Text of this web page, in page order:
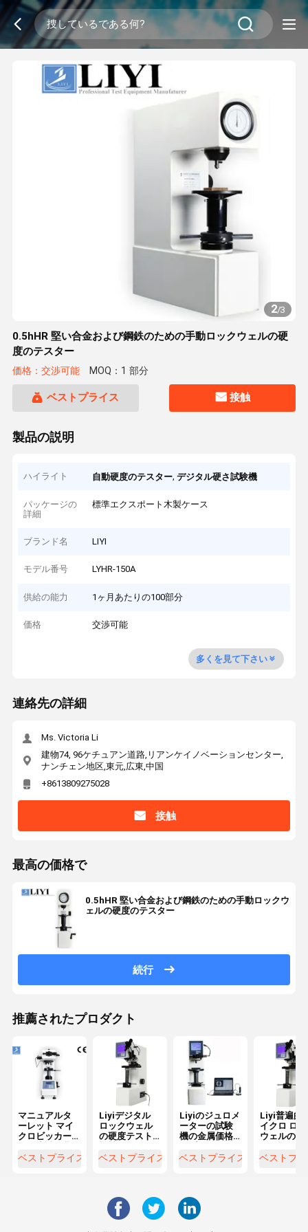
2/3
0.5hHR 堅い合金および鋼鉄のための手動ロックウェルの硬
度のテスター
価格：交渉可能 MOQ：1 部分
ベストプライス 接触
製品の説明
ハイライト 自動硬度のテスター,デジタル硬さ試験機
パッケージの
詳細
標準エクスポート木製ケース
ブランド名 LIYI
モデル番号 LYHR-150A
供給の能力 1ヶ月あたりの100部分
価格 交渉可能
多くを見て下さい
連絡先の詳細
Ms. Victoria Li
建物74, 96ケチュアン道路,リアンケイノベーションセンター,
ナンチェン地区,東元,広東,中国
+8613809275028
接触
最高の価格で
0.5hHR 堅い合金および鋼鉄のための手動ロックウ
ェルの硬度のテスター
続行
推薦されたプロダクト
マニュアルタ
ーレット マイ
クロビッカー
置 LCDディス
ベストプライス
Liyiデジタル
ロックウェル
の硬度テスト
ェル テストの
ベストプライス
Liyiのジュロメ
ーターの試験
機の金属価格
ク ロックウェ
ベストプライス
Liyi普遍的
イクロ ロ
ウェルの硬
ベストプ